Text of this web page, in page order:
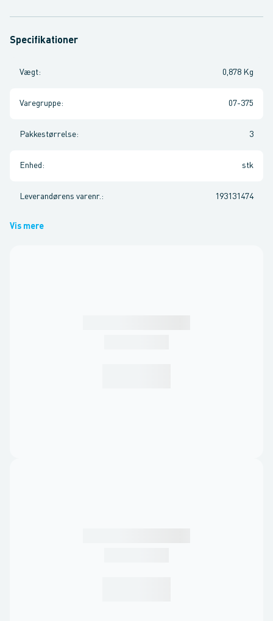
Specifikationer
Vægt: 0,878 Kg
Varegruppe: 07-375
Pakkestørrelse: 3
Enhed : stk
Leverandørens varenr. : 193131474
Vis mere